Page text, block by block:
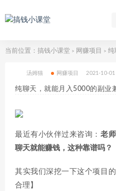
当前位置： 搞钱小课堂 > 网赚项目 > 纯
汤姆猫 网赚项目 2021-10-01
纯聊天，就能月入5000的副业
最近有小伙伴过来咨询： 老
聊天就能赚钱，这种靠谱吗？
其实我们深挖一下这个项目
合理】